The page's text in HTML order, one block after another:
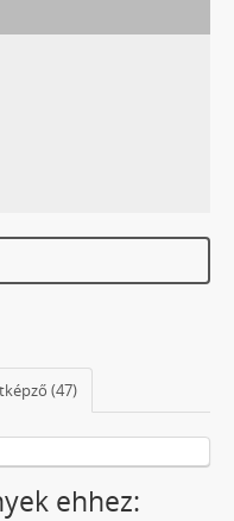
(47)
ehhez: